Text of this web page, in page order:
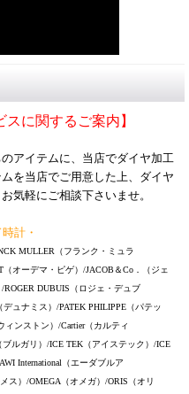
スに関するご案内】
アイテムに、当店でダイヤ加工
を当店でご用意した上、ダイヤ
気軽にご相談下さいませ。
計・
MULLER（フランク・ミュラ
オーデマ・ピゲ）/JACOB＆Co．（ジェ
DUBUIS（ロジェ・デュブ
ュナミス）/PATEK PHILIPPE（パテッ
ンストン）/Cartier（カルティ
ルガリ）/ICE TEK（アイステック）/ICE
International（エーダブルア
ス）/OMEGA（オメガ）/ORIS（オリ